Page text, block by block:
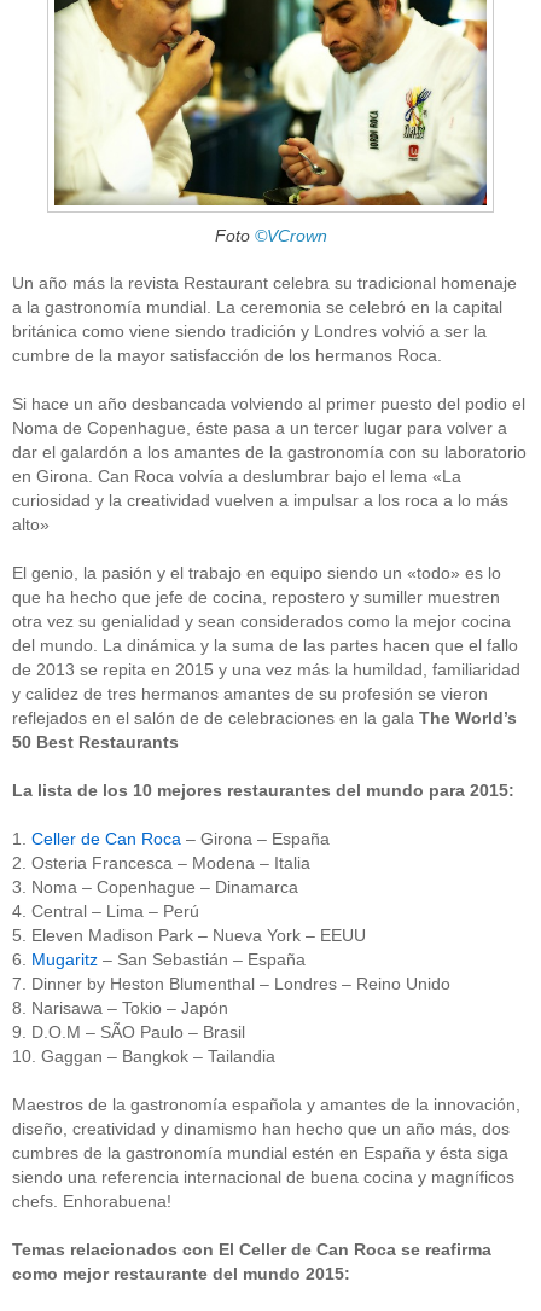
Foto ©VCrown
Un año más la revista Restaurant celebra su tradicional homenaje
a la gastronomía mundial. La ceremonia se celebró en la capital
británica como viene siendo tradición y Londres volvió a ser la
cumbre de la mayor satisfacción de los hermanos Roca.
Si hace un año desbancada volviendo al primer puesto del podio el
Noma de Copenhague, éste pasa a un tercer lugar para volver a
dar el galardón a los amantes de la gastronomía con su laboratorio
en Girona. Can Roca volvía a deslumbrar bajo el lema «La
curiosidad y la creatividad vuelven a impulsar a los roca a lo más
alto»
El genio, la pasión y el trabajo en equipo siendo un «todo» es lo
que ha hecho que jefe de cocina, repostero y sumiller muestren
otra vez su genialidad y sean considerados como la mejor cocina
del mundo. La dinámica y la suma de las partes hacen que el fallo
de 2013 se repita en 2015 y una vez más la humildad, familiaridad
y calidez de tres hermanos amantes de su profesión se vieron
reflejados en el salón de de celebraciones en la gala The World’s
50 Best Restaurants
La lista de los 10 mejores restaurantes del mundo para 2015:
1. Celler de Can Roca – Girona – España
2. Osteria Francesca – Modena – Italia
3. Noma – Copenhague – Dinamarca
4. Central – Lima – Perú
5. Eleven Madison Park – Nueva York – EEUU
6. Mugaritz – San Sebastián – España
7. Dinner by Heston Blumenthal – Londres – Reino Unido
8. Narisawa – Tokio – Japón
9. D.O.M – SÃO Paulo – Brasil
10. Gaggan – Bangkok – Tailandia
Maestros de la gastronomía española y amantes de la innovación,
diseño, creatividad y dinamismo han hecho que un año más, dos
cumbres de la gastronomía mundial estén en España y ésta siga
siendo una referencia internacional de buena cocina y magníficos
chefs. Enhorabuena!
Temas relacionados con El Celler de Can Roca se reafirma
como mejor restaurante del mundo 2015: